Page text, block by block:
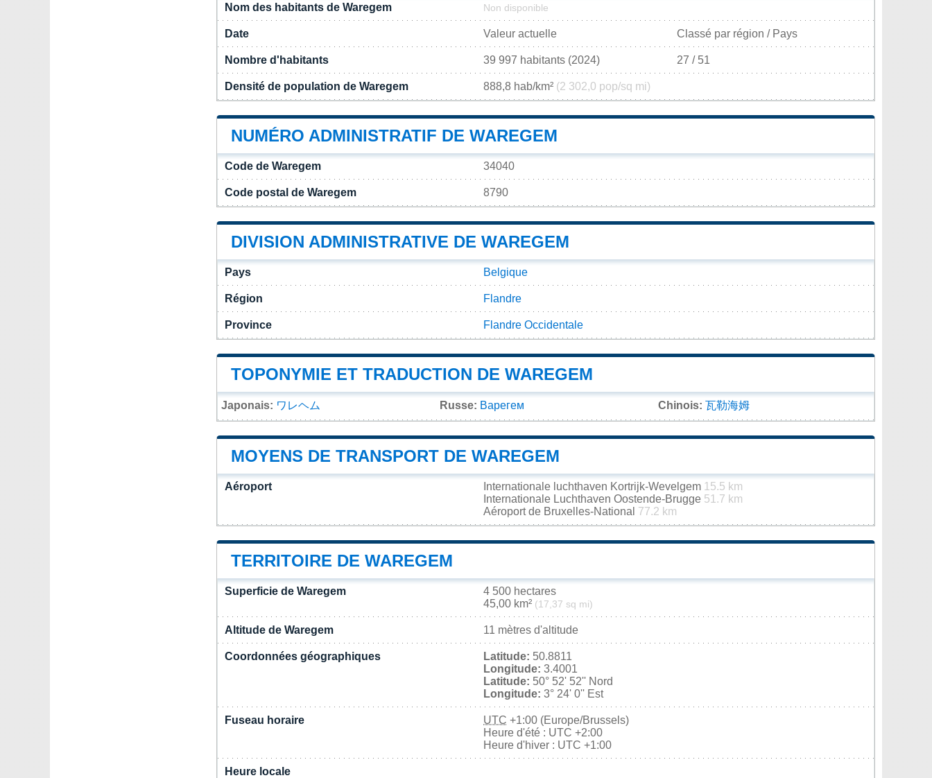
Nom des habitants de Waregem Non disponible
Date Valeur actuelle Classé par région / Pays
Nombre d'habitants 39 997 habitants (2024) 27 / 51
Densité de population de Waregem 888,8 hab/km² (2 302,0 pop/sq mi)
NUMÉRO ADMINISTRATIF DE WAREGEM
Code de Waregem 34040
Code postal de Waregem 8790
DIVISION ADMINISTRATIVE DE WAREGEM
Pays Belgique
Région Flandre
Province Flandre Occidentale
TOPONYMIE ET TRADUCTION DE WAREGEM
Japonais: ワレヘム Russe: Варегем Chinois: 瓦勒海姆
MOYENS DE TRANSPORT DE WAREGEM
Aéroport Internationale luchthaven Kortrijk-Wevelgem 15.5 km
Internationale Luchthaven Oostende-Brugge 51.7 km
Aéroport de Bruxelles-National 77.2 km
TERRITOIRE DE WAREGEM
Superficie de Waregem
4 500 hectares
45,00 km² (17,37 sq mi)
Altitude de Waregem 11 mètres d'altitude
Coordonnées géographiques Latitude: 50.8811
Longitude: 3.4001
Latitude: 50° 52' 52'' Nord
Longitude: 3° 24' 0'' Est
Fuseau horaire UTC +1:00 (Europe/Brussels)
Heure d'été : UTC +2:00
Heure d'hiver : UTC +1:00
Heure locale